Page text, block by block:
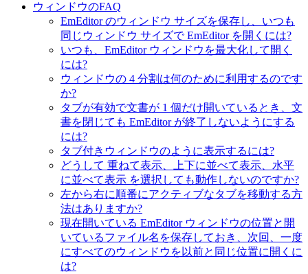
ウィンドウのFAQ
EmEditor のウィンドウ サイズを保存し、いつも
同じウィンドウ サイズで EmEditor を開くには?
いつも、EmEditor ウィンドウを最大化して開く
には?
ウィンドウの 4 分割は何のために利用するのです
か?
タブが有効で文書が 1 個だけ開いているとき、文
書を閉じても EmEditor が終了しないようにする
には?
タブ付きウィンドウのように表示するには?
どうして 重ねて表示、上下に並べて表示、水平
に並べて表示 を選択しても動作しないのですか?
左から右に順番にアクティブなタブを移動する方
法はありますか?
現在開いている EmEditor ウィンドウの位置と開
いているファイル名を保存しておき、次回、一度
にすべてのウィンドウを以前と同じ位置に開くに
は?